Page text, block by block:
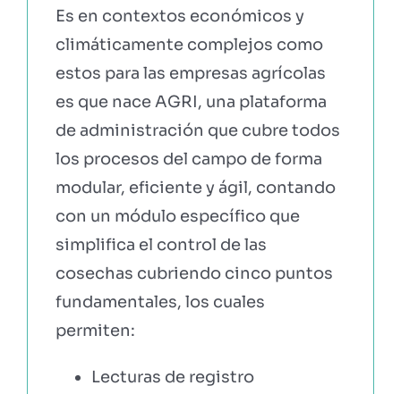
Es en contextos económicos y
climáticamente complejos como
estos para las empresas agrícolas
es que nace AGRI, una plataforma
de administración que cubre todos
los procesos del campo de forma
modular, eficiente y ágil, contando
con un módulo específico que
simplifica el control de las
cosechas cubriendo cinco puntos
fundamentales, los cuales
permiten:
Lecturas de registro